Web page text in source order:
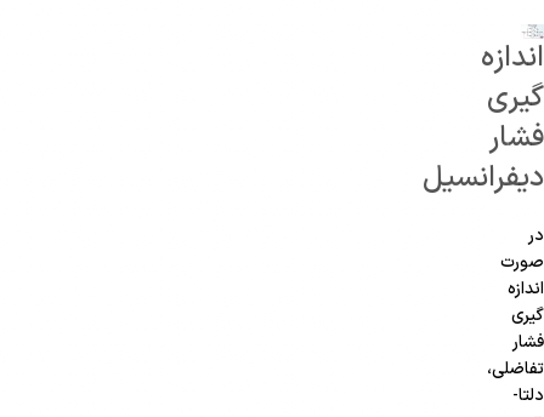
اندازه
گیری
فشار
دیفرانسیل
در
صورت
اندازه
گیری
فشار
تفاضلی،
دلتا-